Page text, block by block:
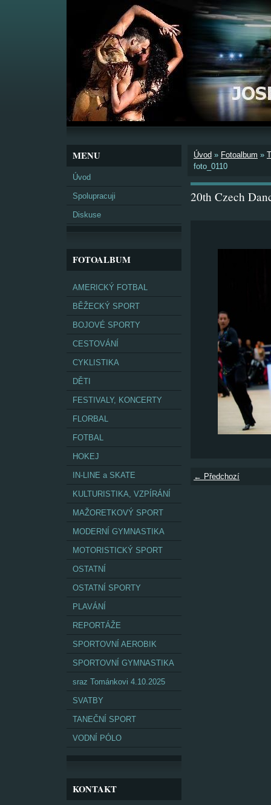
MENU
Úvod
Spolupracuji
Diskuse
FOTOALBUM
AMERICKÝ FOTBAL
BĚŽECKÝ SPORT
BOJOVÉ SPORTY
CESTOVÁNÍ
CYKLISTIKA
DĚTI
FESTIVALY, KONCERTY
FLORBAL
FOTBAL
HOKEJ
IN-LINE a SKATE
KULTURISTIKA, VZPÍRÁNÍ
MAŽORETKOVÝ SPORT
MODERNÍ GYMNASTIKA
MOTORISTICKÝ SPORT
OSTATNÍ
OSTATNÍ SPORTY
PLAVÁNÍ
REPORTÁŽE
SPORTOVNÍ AEROBIK
SPORTOVNÍ GYMNASTIKA
sraz Tománkovi 4.10.2025
SVATBY
TANEČNÍ SPORT
VODNÍ PÓLO
KONTAKT
Úvod » Fotoalbum »
foto_0110
20th Czech
← Předchozí